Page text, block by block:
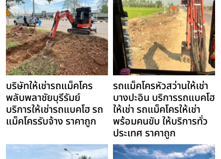
บริษัทให้เช่ารถแม็คโคร
พลับพลาชัยบุรีรัมย์
บริการให้เช่ารถแบคโฮ รถ
แม็คโครรับจ้าง ราคาถูก
รถแม็คโครหัวสว่านให้เช่า
บางปะอิน บริการรถแบคโฮ
ให้เช่า รถแม็คโครให้เช่า
พร้อมคนขับ ให้บริการทั่ว
ประเทศ ราคาถูก